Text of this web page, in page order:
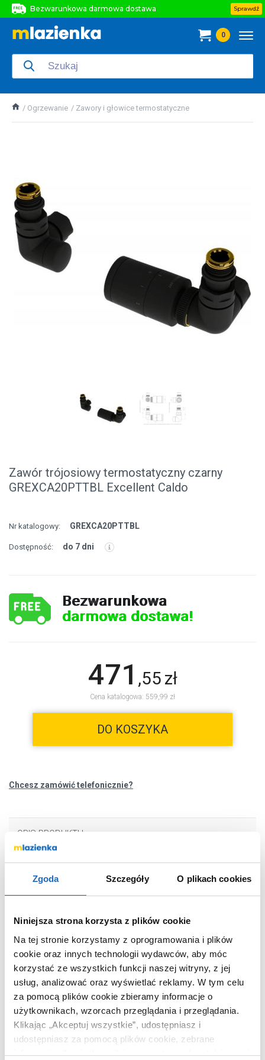
Zgoda Szczegóły O plikach cookies
Niniejsza strona korzysta z plików cookie
Na tej stronie korzystamy z oprogramowania i plików
cookie oraz innych technologii wydawców, aby móc
korzystać ze wszystkich funkcji naszej witryny, z jej
usług, analizować oraz wyświetlać reklamy. W tym celu
za pomocą plików cookie zbieramy informacje o
użytkownikach, wzorcach przeglądania i przeglądania.
Klikając „Akceptuj wszystkie”, udostępniasz i
udostępniasz za pomocą plików cookie, zebrane
informacje dla użytkowników zewnętrznych, a także nasi
Bezwarunkowa darmowa dostawa
Bezwarunkowa darmowa dostawa
Sprawdź
0
Ogrzewanie Zawory i głowice termostatyczne
Zawór trójosiowy termostatyczny czarny
GREXCA20PTTBL Excellent Caldo
Nr katalogowy: GREXCA20PTTBL
Dostępność: do 7 dni
Bezwarunkowa
darmowa dostawa!
471 ,55 zł
Cena katalogowa: 559,99 zł
DO KOSZYKA
Chcesz zamówić telefonicznie?
OPIS PRODUKTU
Marka
Excellent
Nr katalogowy
GREXCA20PTTBL
Rodzaj
Kolor
czarny
Kod EAN
5903357266226
Wymiary z
opakowaniem
9 x 6 x 19 cm
Waga z
opakowaniem
1,00 kg